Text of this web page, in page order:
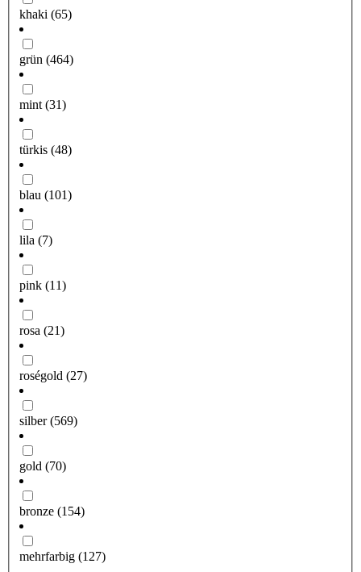
khaki (65)
grün (464)
mint (31)
türkis (48)
blau (101)
lila (7)
pink (11)
rosa (21)
roségold (27)
silber(569)
gold (70)
bronze (154)
mehrfarbig (127)